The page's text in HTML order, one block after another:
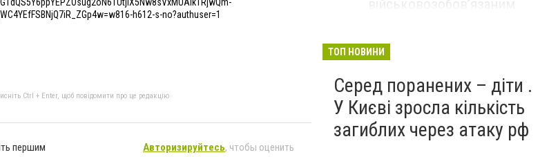
h612-s-no?authuser=1
Ctrl + Enter, щоб повідомити про це редакцію
першим Авторизируйтесь, чтобы оценить
військовозобов’язаним
ТОП НОВИНИ
Серед поранених – діти .
У Києві зросла кількість
загиблих через атаку рф